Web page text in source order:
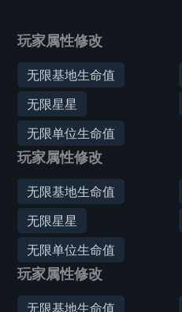
玩家属性修改
无限基地生命值
无限星星
无限单位生命值
玩家属性修改
无限基地生命值
无限星星
无限单位生命值
玩家属性修改
无限基地生命值